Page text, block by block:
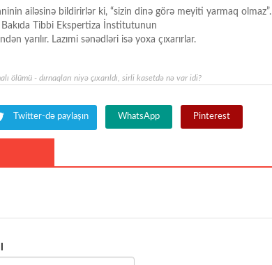
ailəsinə bildirirlər ki, “sizin dinə görə meyiti yarmaq olmaz”.
Tibbi Ekspertiza İnstitutunun
yarılır. Lazımi sənədləri isə yoxa çıxarırlar.
ölümü - dırnaqları niyə çıxarıldı, sirli kasetdə nə var idi?
Twitter-də paylaşın WhatsApp Pinterest